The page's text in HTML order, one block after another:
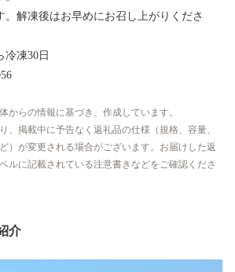
解凍後はお早めにお召し上がりくださ
凍30日
からの情報に基づき、作成しています。
、掲載中に予告なく返礼品の仕様（規格、容量、
）が変更される場合がございます。お届けした返
ルに記載されている注意書きなどをご確認くださ
介